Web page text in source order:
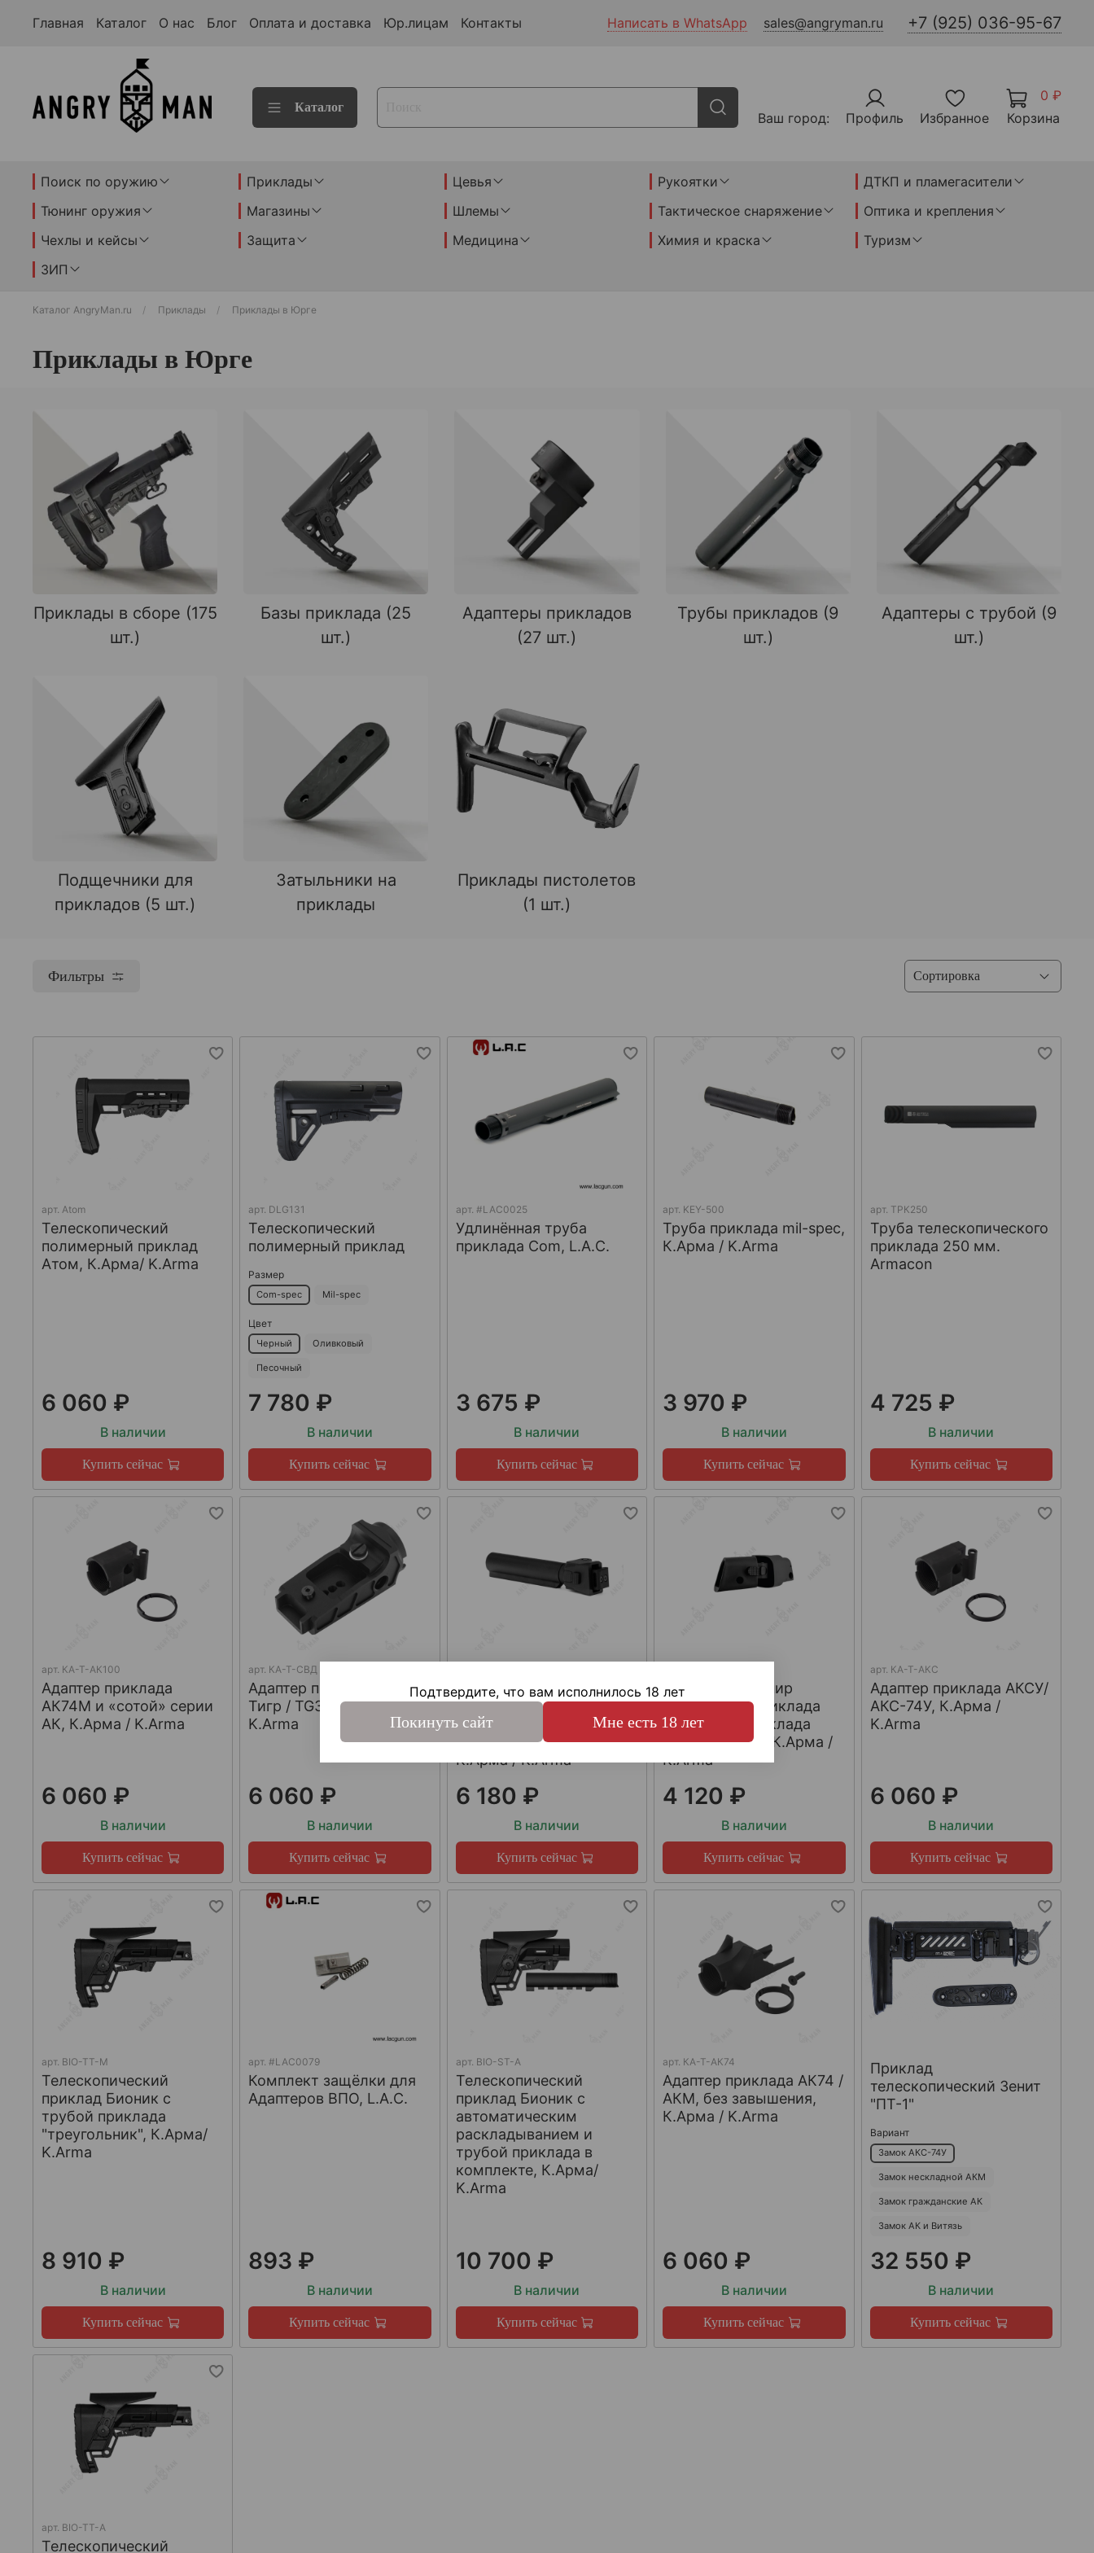
Главная Каталог О нас Блог Оплата и доставка Юр.лицам Контакты Написать в WhatsApp sales@angryman.ru +7 (925) 036-95-67
Каталог
Ваш город: Профиль Избранное
0 ₽
Корзина
Поиск по оружию Приклады Цевья Рукоятки
ДТКП и пламегасители
Тюнинг оружия
Магазины Шлемы Тактическое снаряжение
Оптика и крепления
Чехлы и кейсы
Защита Медицина Химия и краска
Туризм
ЗИП
Каталог AngryMan.ru Приклады Приклады в Юрге
Приклады в Юрге
Приклады в сборе (175
шт.)
Базы приклада (25
шт.)
Адаптеры прикладов
(27 шт.)
Трубы прикладов (9
шт.)
Адаптеры с трубой (9
шт.)
Подщечники для
прикладов (5 шт.)
Затыльники на
приклады
Приклады пистолетов
(1 шт.)
Фильтры
арт. Atom
Телескопический
полимерный приклад
Атом, К.Арма/ K.Arma
6 060 ₽
В наличии
Купить сейчас
арт. DLG131
Телескопический
полимерный приклад
Размер
Com-spec Mil-spec
Цвет
Черный Оливковый
Песочный
7 780 ₽
В наличии
Купить сейчас
арт. #LAC0025
Удлинённая труба
приклада Com, L.A.C.
3 675 ₽
В наличии
Купить сейчас
арт. KEY-500
Труба приклада mil-spec,
К.Арма / K.Arma
3 970 ₽
В наличии
Купить сейчас
арт. ТРК250
Труба телескопического
приклада 250 мм.
Armacon
4 725 ₽
В наличии
Купить сейчас
арт. КА-Т-АК100
Адаптер приклада
АК74М и «сотой» серии
АК, К.Арма / K.Arma
6 060 ₽
В наличии
Купить сейчас
арт. КА-Т-СВД
Адаптер приклада СВД /
Тигр / TG3, К.Арма /
K.Arma
6 060 ₽
В наличии
Купить сейчас
Труба приклада АК-74М
и "сотой" серии АК,
складная, с фиксацией в
сложенном состоянии,
К.Арма / K.Arma
6 180 ₽
В наличии
Купить сейчас
Складной шарнир
модульного приклада
для трубы приклада
"треугольник", К.Арма /
K.Arma
4 120 ₽
В наличии
Купить сейчас
арт. КА-Т-АКС
Адаптер приклада АКСУ/
АКС-74У, К.Арма /
K.Arma
6 060 ₽
В наличии
Купить сейчас
арт. BIO-TT-M
Телескопический
приклад Бионик с
трубой приклада
"треугольник", К.Арма/
K.Arma
8 910 ₽
В наличии
Купить сейчас
арт.#LAC0079
Комплект защёлки для
Адаптеров ВПО, L.A.C.
893 ₽
В наличии
Купить сейчас
арт. BIO-ST-A
Телескопический
приклад Бионик с
автоматическим
раскладыванием и
трубой приклада в
комплекте, К.Арма/
K.Arma
10 700 ₽
В наличии
Купить сейчас
арт. КА-Т-АК74
Адаптер приклада АК74 /
АКМ, без завышения,
К.Арма / K.Arma
6 060 ₽
В наличии
Купить сейчас
Приклад
телескопический Зенит
"ПТ-1"
Вариант
Замок АКС-74У
Замок нескладной АКМ
Замок гражданские АК
Замок АК и Витязь
32 550 ₽
В наличии
Купить сейчас
арт. BIO-TT-A
Телескопический
Подтвердите, что вам исполнилось 18 лет
Покинуть сайт Мне есть 18 лет